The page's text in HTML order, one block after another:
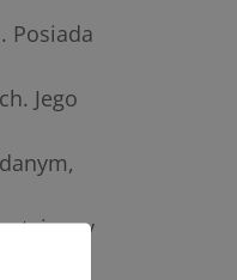
Posiada
Jego
tej rasy